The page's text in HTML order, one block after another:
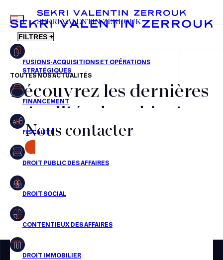
FR EN
MENU
SEKRI VALENTIN ZERROUK
FILTRES +
Fusions-acquisitions et opérations stratégiques
Financement
Fiscalité
Droit public des affaires
Droit social
Droit immobilier
Restructuring
TOUTES NOS ACTUALITÉS
Découvrez les dernières
actualités du cabinet,
nos récompenses et nos
transactions, jour après
jour
Aucun résultats pour cette recherche
Nous contacter